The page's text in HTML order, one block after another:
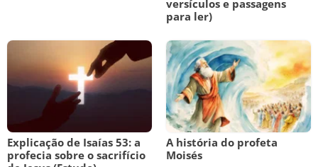
versículos e passagens
para ler)
Explicação de Isaías 53: a
profecia sobre o sacrifício
A história do profeta
Moisés